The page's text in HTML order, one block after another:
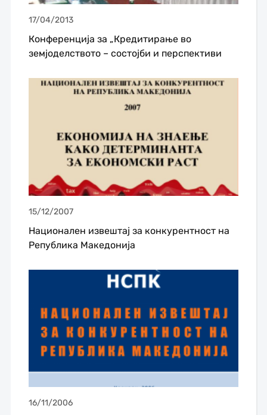
17/04/2013
Конференција за „Кредитирање во
земјоделството – состојби и перспективи
15/12/2007
Национален извештај за конкурентност на
Република Македонија
16/11/2006